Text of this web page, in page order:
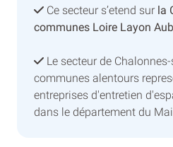
Ce secteur s’etend sur la
communes Loire Layon
Le secteur de
communes alentours
entreprises d'entretien
dans le département du